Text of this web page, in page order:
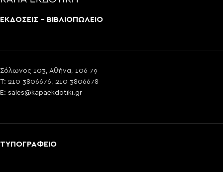
ΕΚΔΟΣΕΙΣ - ΒΙΒΛΙΟΠΩΛΕΙΟ
Σόλωνος 103, Αθήνα, 106 79
T: 210 3806676, 210 3806678
E: sales@kapaekdotiki.gr
ΤΥΠΟΓΡΑΦΕΙΟ